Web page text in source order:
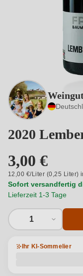
2020
3,00 €
12,00 €/Liter (0,25 Liter)
Sofort versandfertig
Lieferzeit 1-3 Tage
1
Ihr KI-Sommelier